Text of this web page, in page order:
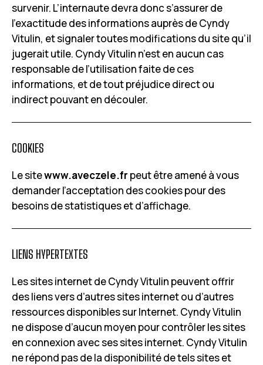
survenir. L’internaute devra donc s’assurer de
l’exactitude des informations auprès de Cyndy
Vitulin, et signaler toutes modifications du site qu’il
jugerait utile. Cyndy Vitulin n’est en aucun cas
responsable de l’utilisation faite de ces
informations, et de tout préjudice direct ou
indirect pouvant en découler.
COOKIES
Le sitewww.aveczele.fr peut être amené à vous
demander l’acceptation des cookies pour des
besoins de statistiques et d’affichage.
LIENS HYPERTEXTES
Les sites internet de Cyndy Vitulin peuvent offrir
des liens vers d’autres sites internet ou d’autres
ressources disponibles sur Internet. Cyndy Vitulin
ne dispose d’aucun moyen pour contrôler les sites
en connexion avec ses sites internet. Cyndy Vitulin
ne répond pas de la disponibilité de tels sites et